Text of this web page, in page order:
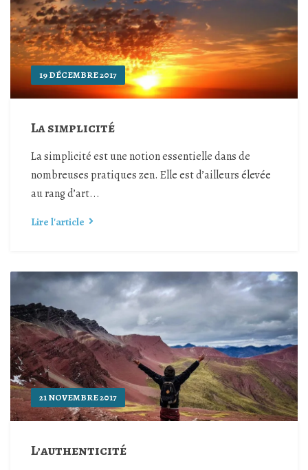
19 DÉCEMBRE 2017
La simplicité
La simplicité est une notion essentielle dans de
nombreuses pratiques zen. Elle est d’ailleurs élevée
au rang d’art...
Lire l'article
21 NOVEMBRE 2017
L’authenticité